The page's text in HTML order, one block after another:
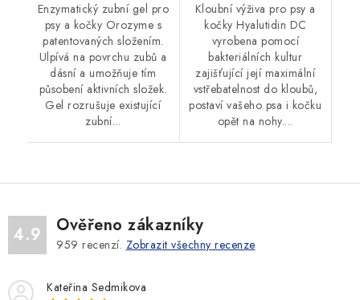
Enzymatický zubní gel pro
psy a kočky Orozyme s
patentovaných složením.
Ulpívá na povrchu zubů a
dásní a umožňuje tím
působení aktivních složek.
Gel rozrušuje existující
zubní...
Kloubní výživa pro psy a
kočky Hyalutidin DC
vyrobena pomocí
bakteriálních kultur
zajišťující její maximální
vstřebatelnost do kloubů,
postaví vašeho psa i kočku
opět na nohy....
4.9 Ověřeno zákazníky
959 recenzí. Zobrazit všechny recenze
Kateřina Sedmikova